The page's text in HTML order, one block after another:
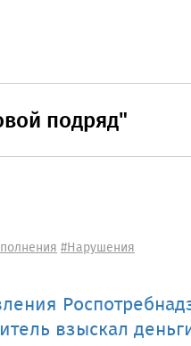
подряд"
#Нарушения
взыскал